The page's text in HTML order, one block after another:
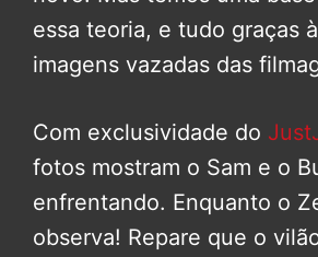
essa teoria, e tudo graças
imagens vazadas das
Com exclusividade do
fotos mostram o Sam e o
enfrentando. Enquanto o
observa! Repare que o